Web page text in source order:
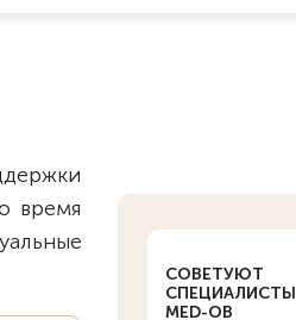
СОВЕТУЮТ
СПЕЦИАЛИСТЫ
MED-OB
время